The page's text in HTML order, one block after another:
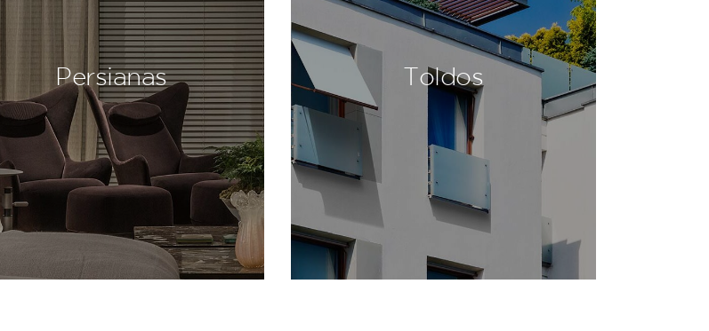
Persianas Toldos